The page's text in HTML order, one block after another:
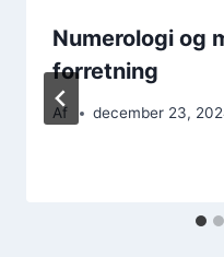
Numerologi og
forretning
Af december 23,